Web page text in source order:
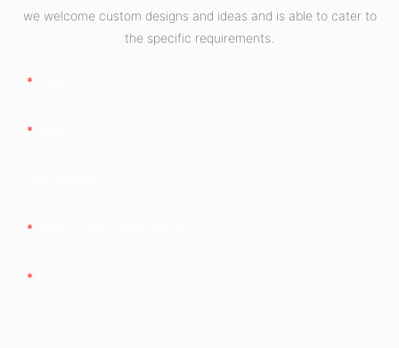
we welcome custom designs and ideas and is able to cater to
the specific requirements.